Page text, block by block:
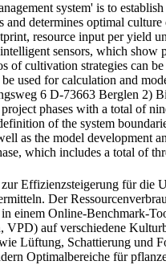
system' is to
determines optimal
resource input per yield
sensors, which
cultivation strategies can
used for calculation and
6 D-73663 Berglen 2)
phases with a total of
of the system
as the model development
which includes a total of
Effizienzsteigerung für die
Der
einem Online-Benchmark-
VPD) auf verschiedene
Lüftung, Schattierung
Optimalbereiche für